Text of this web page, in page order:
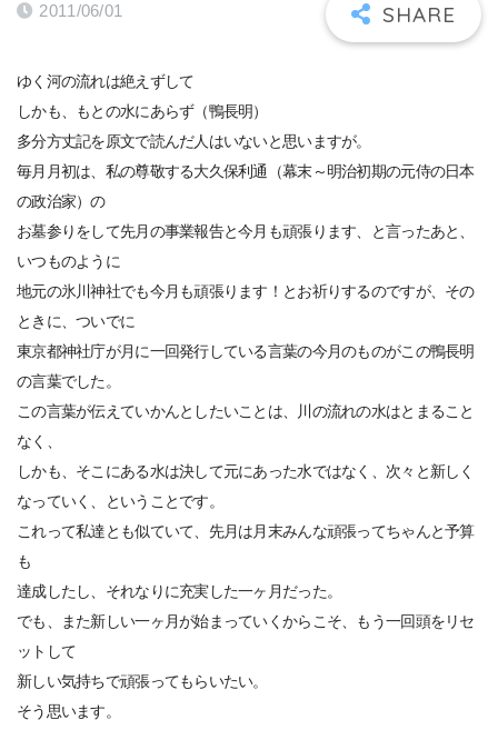
2011/06/01
ゆく河の流れは絶えずして
しかも、もとの水にあらず（鴨長明）
多分方丈記を原文で読んだ人はいないと思いますが。
毎月月初は、私の尊敬する大久保利通（幕末～明治初期の元侍の日本
の政治家）の
お墓参りをして先月の事業報告と今月も頑張ります、と言ったあと、
いつものように
地元の氷川神社でも今月も頑張ります！とお祈りするのですが、その
ときに、ついでに
東京都神社庁が月に一回発行している言葉の今月のものがこの鴨長明
の言葉でした。
この言葉が伝えていかんとしたいことは、川の流れの水はとまること
なく、
しかも、そこにある水は決して元にあった水ではなく、次々と新しく
なっていく、ということです。
これって私達とも似ていて、先月は月末みんな頑張ってちゃんと予算
も
達成したし、それなりに充実した一ヶ月だった。
でも、また新しい一ヶ月が始まっていくからこそ、もう一回頭をリセ
ットして
新しい気持ちで頑張ってもらいたい。
そう思います。